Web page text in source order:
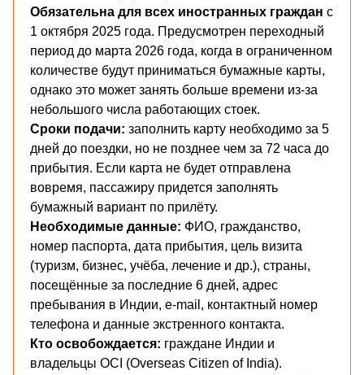
Обязательна для всех иностранных граждан с
1 октября 2025 года. Предусмотрен переходный
период до марта 2026 года, когда в ограниченном
количестве будут приниматься бумажные карты,
однако это может занять больше времени из-за
небольшого числа работающих стоек.
Сроки подачи: заполнить карту необходимо за 5
дней до поездки, но не позднее чем за 72 часа до
прибытия. Если карта не будет отправлена
вовремя, пассажиру придется заполнять
бумажный вариант по прилёту.
Необходимые данные: ФИО, гражданство,
номер паспорта, дата прибытия, цель визита
(туризм, бизнес, учёба, лечение и др.), страны,
посещённые за последние 6 дней, адрес
пребывания в Индии, e-mail, контактный номер
телефона и данные экстренного контакта.
Кто освобождается: граждане Индии и
владельцы OCI (Overseas Citizen of India).